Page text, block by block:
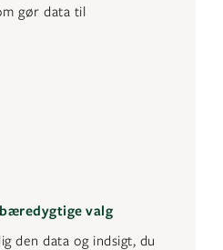
gør data til
valg
den data og indsigt, du